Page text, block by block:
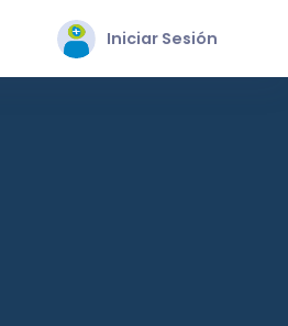
Iniciar Sesión